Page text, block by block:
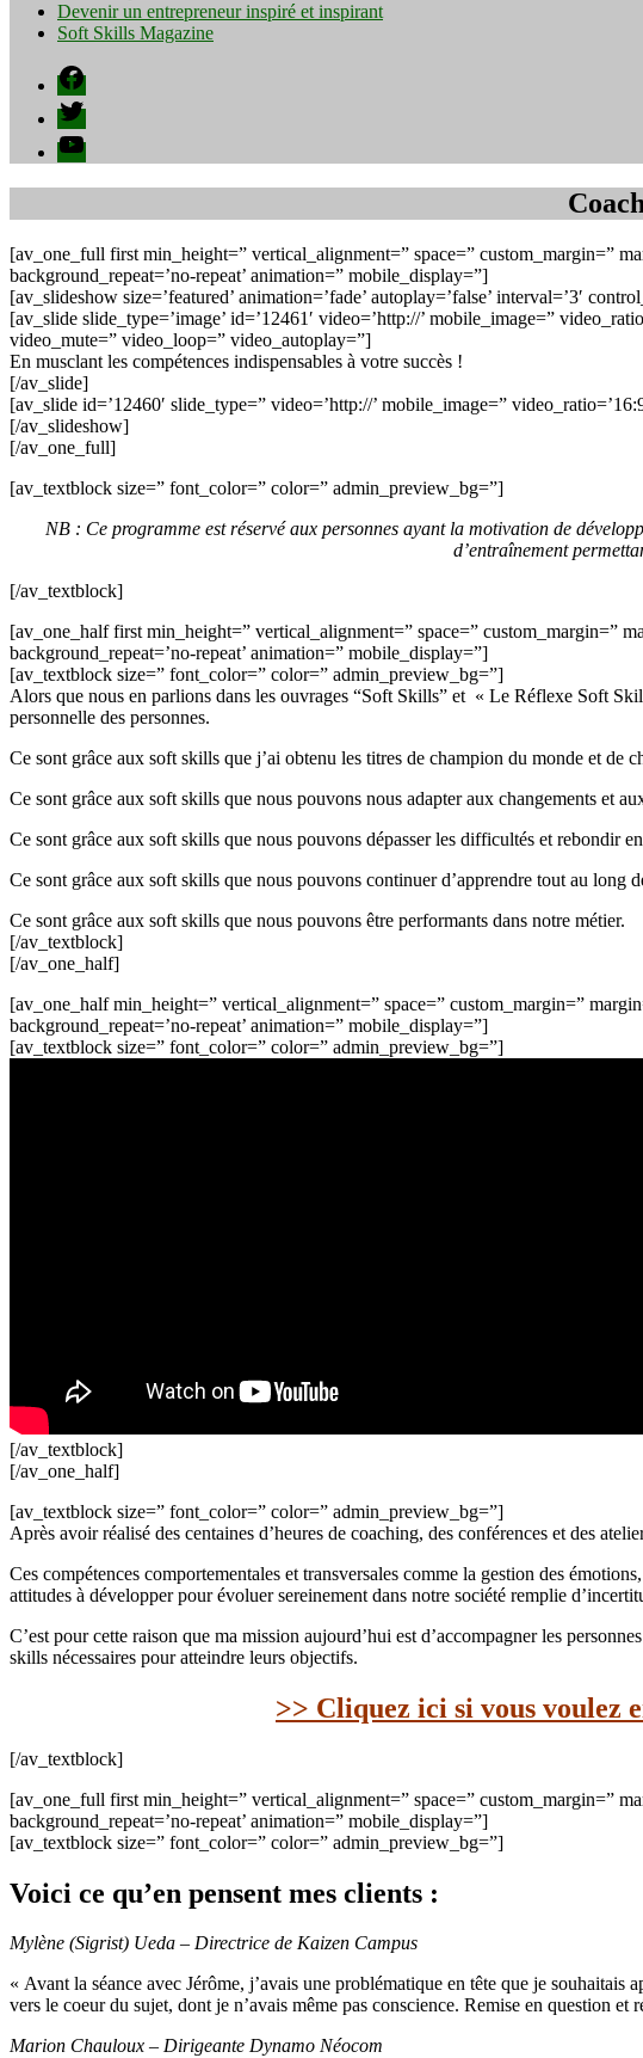
Devenir un entrepreneur inspiré et inspirant
Soft Skills Magazine
Facebook
Twitter
YouTube
[av_one_full first min_height=” vertical_alignment=” space=” custom_margin=”
background_repeat=’no-repeat’ animation=” mobile_display=”]
[av_slideshow size=’featured’ animation=’fade’ autoplay=’false’ interval=’3′
[av_slide slide_type=’image’ id=’12461′ video=’http://’ mobile_image=”
video_mute=” video_loop=” video_autoplay=”]
En musclant les compétences indispensables à votre succès !
[/av_slide]
[av_slide id=’12460′ slide_type=” video=’http://’ mobile_image=”
[/av_slideshow]
[/av_one_full]
[av_textblock size=” font_color=” color=” admin_preview_bg=”]
NB : Ce programme est réservé aux personnes ayant la motivation de
d’entraînement
[/av_textblock]
[av_one_half first min_height=” vertical_alignment=” space=” custom_margin=”
background_repeat=’no-repeat’ animation=” mobile_display=”]
[av_textblock size=” font_color=” color=” admin_preview_bg=”]
Alors que nous en parlions dans les ouvrages “Soft Skills” et « Le Réflexe Soft
personnelle des personnes.
Ce sont grâce aux soft skills que j’ai obtenu les titres de champion du monde et
Ce sont grâce aux soft skills que nous pouvons nous adapter aux changements et
Ce sont grâce aux soft skills que nous pouvons dépasser les difficultés et rebondir en
Ce sont grâce aux soft skills que nous pouvons continuer d’apprendre tout au long
Ce sont grâce aux soft skills que nous pouvons être performants dans notre métier.
[/av_textblock]
[/av_one_half]
[av_one_half min_height=” vertical_alignment=” space=” custom_margin=”
background_repeat=’no-repeat’ animation=” mobile_display=”]
[av_textblock size=” font_color=” color=” admin_preview_bg=”]
[/av_textblock]
[/av_one_half]
[av_textblock size=” font_color=” color=” admin_preview_bg=”]
Après avoir réalisé des centaines d’heures de coaching, des conférences et des
Ces compétences comportementales et transversales comme la gestion des
attitudes à développer pour évoluer sereinement dans notre société remplie
C’est pour cette raison que ma mission aujourd’hui est d’accompagner les
skills nécessaires pour atteindre leurs objectifs.
>> Cliquez ici si vous voulez
[/av_textblock]
[av_one_full first min_height=” vertical_alignment=” space=” custom_margin=”
background_repeat=’no-repeat’ animation=” mobile_display=”]
[av_textblock size=” font_color=” color=” admin_preview_bg=”]
Voici ce qu’en pensent mes clients :
Mylène (Sigrist) Ueda – Directrice de Kaizen Campus
« Avant la séance avec Jérôme, j’avais une problématique en tête que je
vers le coeur du sujet, dont je n’avais même pas conscience. Remise en question et
Marion Chauloux – Dirigeante Dynamo Néocom